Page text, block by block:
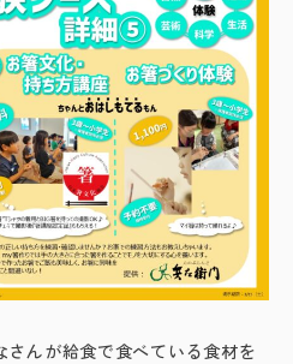
さんが給食で食べている食材を